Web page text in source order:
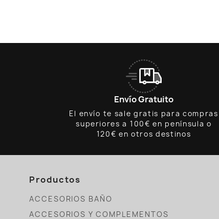
Envío Gratuito
El envío te sale gratis para compras
superiores a 100€ en península o
120€ en otros destinos
Productos
ACCESORIOS BAÑO
ACCESORIOS Y COMPLEMENTOS